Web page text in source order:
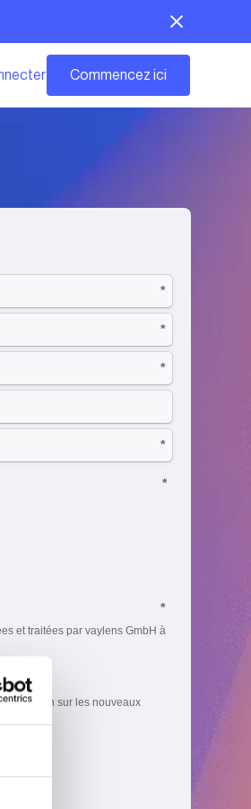
Commencez ici